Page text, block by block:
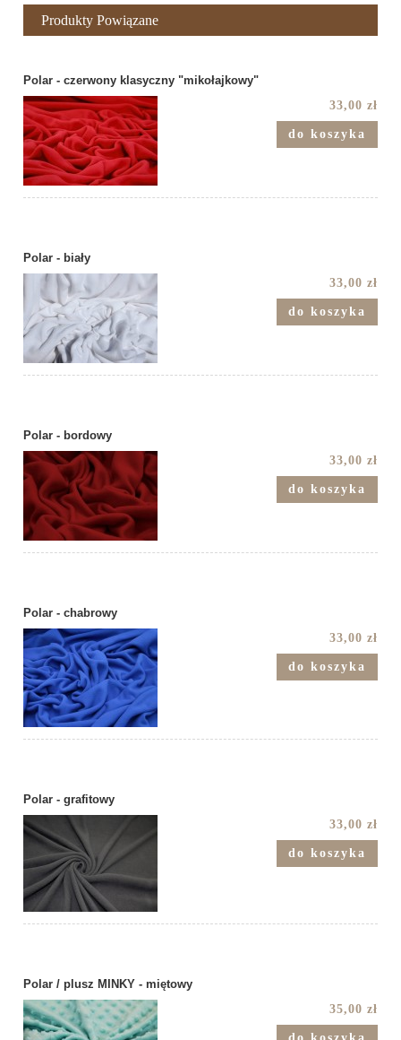
Produkty Powiązane
Polar - czerwony klasyczny "mikołajkowy"
33,00 zł
do koszyka
Polar - biały
33,00 zł
do koszyka
Polar - bordowy
33,00 zł
do koszyka
Polar - chabrowy
33,00 zł
do koszyka
Polar - grafitowy
33,00 zł
do koszyka
Polar / plusz MINKY - miętowy
35,00 zł